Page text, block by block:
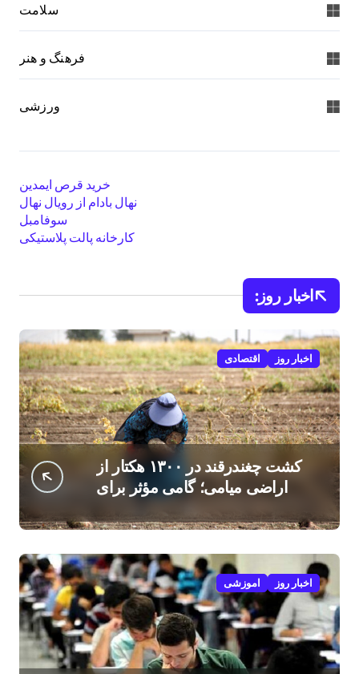
سلامت
فرهنگ و هنر
ورزشی
خرید قرص ایمدین
نهال بادام از رویال نهال
سوفامبل
کارخانه پالت پلاستیکی
اخبار روز:
اخبار روز اقتصادی
کشت چغندرقند در ۱۳۰۰ هکتار از
اراضی میامی؛ گامی مؤثر برای
افزایش درآمد کشاورزان
اخبار روز اموزشی